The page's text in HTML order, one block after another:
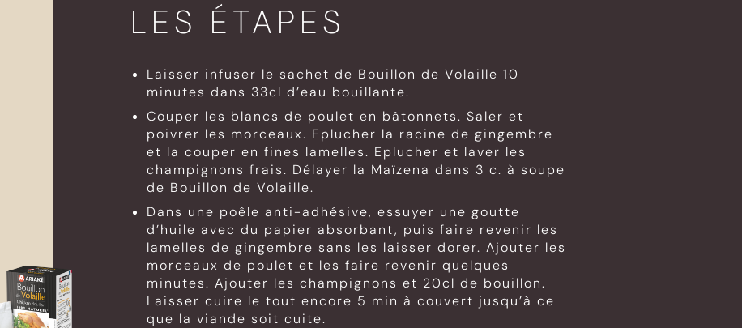
LES ÉTAPES
Laisser infuser le sachet de Bouillon de Volaille 10
minutes dans 33cl d’eau bouillante.
Couper les blancs de poulet en bâtonnets. Saler et
poivrer les morceaux. Eplucher la racine de gingembre
et la couper en fines lamelles. Eplucher et laver les
champignons frais. Délayer la Maïzena dans 3 c. à soupe
de Bouillon de Volaille.
Dans une poêle anti-adhésive, essuyer une goutte
d’huile avec du papier absorbant, puis faire revenir les
lamelles de gingembre sans les laisser dorer. Ajouter les
morceaux de poulet et les faire revenir quelques
minutes. Ajouter les champignons et 20cl de bouillon.
Laisser cuire le tout encore 5 min à couvert jusqu’à ce
que la viande soit cuite.